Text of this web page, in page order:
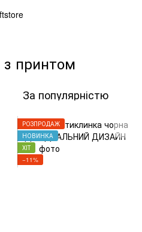
принтом
За популярністю
РОЗПРОДАЖ
НОВИНКА
ХІТ
−11%